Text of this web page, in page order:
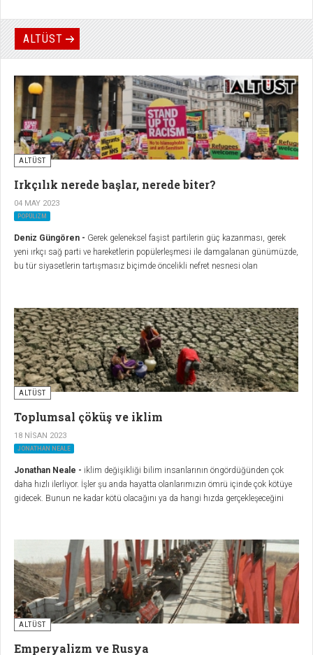
ALTÜST
ALTÜST
Irkçılık nerede başlar, nerede biter?
04 MAY 2023
POPÜLIZM
Deniz Güngören - Gerek geleneksel faşist partilerin güç kazanması, gerek
yeni ırkçı sağ parti ve hareketlerin popülerleşmesi ile damgalanan günümüzde,
bu tür siyasetlerin tartışmasız biçimde öncelikli nefret nesnesi olan
olarak görüyoruz. Hepimiz Göçmeniz: Irkçılığa Hayır kampanyası bu amaçla
kuruldu.
ALTÜST
Toplumsal çöküş ve iklim
18 NISAN 2023
JONATHAN NEALE
Jonathan Neale - iklim değişikliği bilim insanlarının öngördüğünden çok
daha hızlı ilerliyor. İşler şu anda hayatta olanlarımızın ömrü içinde çok kötüye
gidecek. Bunun ne kadar kötü olacağını ya da hangi hızda gerçekleşeceğini
ALTÜST
Emperyalizm ve Rusya